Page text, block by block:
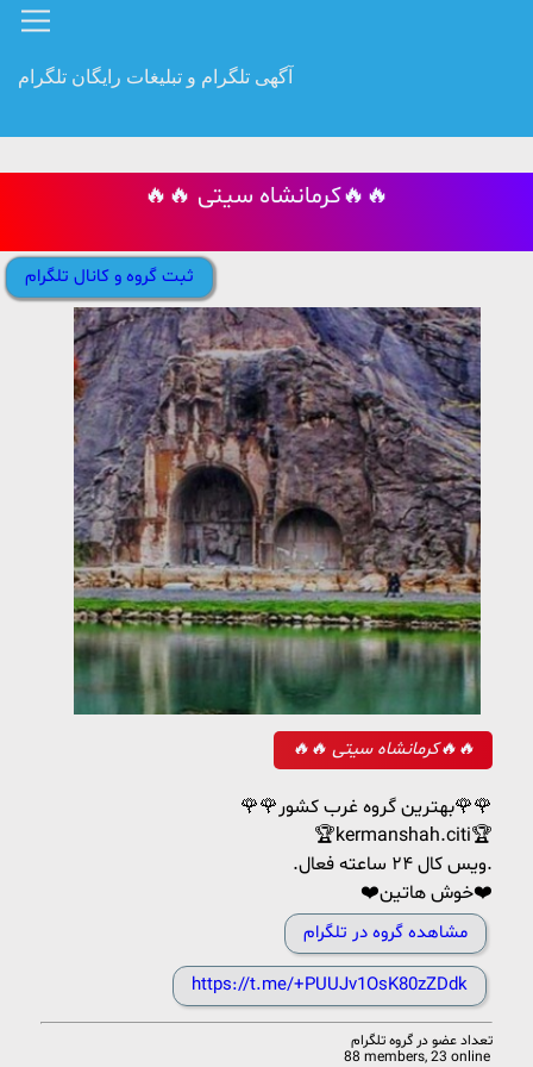
آگهی تلگرام و تبلیغات رایگان تلگرام
🔥🔥 کرمانشاه سیتی🔥🔥
ثبت گروه و کانال تلگرام
🔥🔥 کرمانشاه سیتی🔥🔥
🌹🌹بهترین گروه غرب کشور🌹🌹
🏆kermanshah.citi🏆
.ویس کال ۲۴ ساعته فعال.
❤️خوش هاتین❤️
مشاهده گروه در تلگرام
https://t.me/+PUUJv1OsK80zZDdk
تعداد عضو در گروه تلگرام
88 members, 23 online